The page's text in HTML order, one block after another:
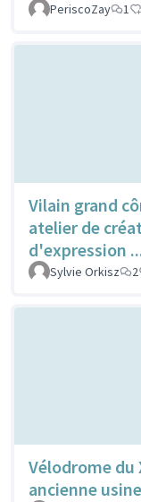
PeriscoZay
1
Vilain grand
atelier de
d'expression
Sylvie Orkisz 2
Vélodrome du
ancienne